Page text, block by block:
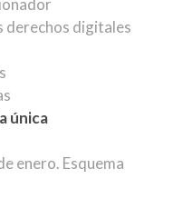
derechos digitales
única
enero. Esquema